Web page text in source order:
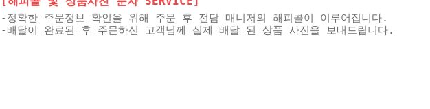
-정확한 주문정보 확인을 위해 주문 후 전담 매니저의 해피콜이 이루어집니다.
-배달이 완료된 후 주문하신 고객님께 실제 배달 된 상품 사진을 보내드립니다.